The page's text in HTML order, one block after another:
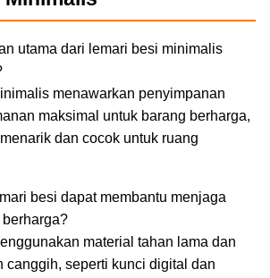
utama dari lemari besi minimalis
menawarkan penyimpanan
maksimal untuk barang berharga,
dan cocok untuk ruang
besi dapat membantu menjaga
material tahan lama dan
canggih, seperti kunci digital dan